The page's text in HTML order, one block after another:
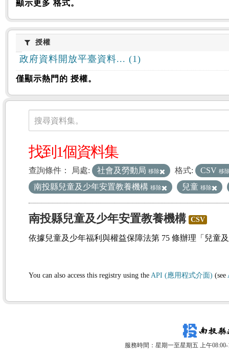
顯示更多 格式。
授權授權
政府資料開放平臺資料... (1)
僅顯示熱門的 授權。
資料集
搜尋資料集。
找到1個資料集
查詢條件： 局處: 社會及勞動局 移除 格式: CSV 移
南投縣兒童及少年安置教養機構 移除 兒童 移除
南投縣兒童及少年安置教養機構 CSV
依據兒童及少年福利與權益保障法第 75 條辦理「兒童
You can also access this registry using the API (應用程式介面) (see
服務時間：星期一至星期五 上午